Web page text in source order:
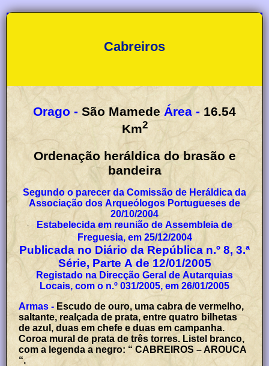
Cabreiros
Orago - São Mamede Área - 16.54
Km2
Ordenação heráldica do brasão e
bandeira
Segundo o parecer da Comissão de Heráldica da
Associação dos Arqueólogos Portugueses de
20/10/2004
Estabelecida em reunião de Assembleia de
Freguesia, em 25/12/2004
Publicada no Diário da República n.º 8, 3.ª
Série, Parte A de 12/01/2005
Registado na Direcção Geral de Autarquias
Locais, com o n.º 031/2005, em 26/01/2005
Armas - Escudo de ouro, uma cabra de vermelho,
saltante, realçada de prata, entre quatro bilhetas
de azul, duas em chefe e duas em campanha.
Coroa mural de prata de três torres. Listel branco,
com a legenda a negro: “ CABREIROS – AROUCA
“.